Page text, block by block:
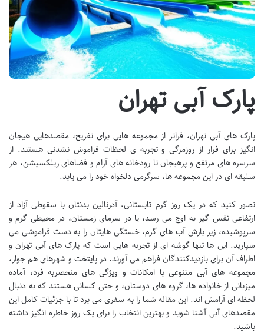
پارک آبی تهران
پارک های آبی تهران، فراتر از مجموعه هایی برای تفریح، مقصدهایی هیجان
انگیز برای فرار از روزمرگی و تجربه ی لحظات فراموش نشدنی هستند. از
سرسره های مرتفع و پرهیجان تا رودخانه های آرام و فضاهای ریلکسیشن، هر
سلیقه ای در این مجموعه ها، سرگرمی دلخواه خود را می یابد.
تصور کنید که در یک روز گرم تابستانی، آدرنالین بدنتان با سقوطی آزاد از
ارتفاعی نفس گیر به اوج می رسد، یا در سرمای زمستان، در محیطی گرم و
سرپوشیده، زیر بارش آب های گرم، خستگی هایتان را به دست فراموشی می
سپارید. این ها تنها گوشه ای از تجربه هایی است که پارک های آبی تهران و
اطراف آن برای بازدیدکنندگان فراهم می آورند. در پایتخت و شهرهای هم جوار،
مجموعه های آبی متنوعی با امکانات و ویژگی های منحصربه فرد، آماده
میزبانی از خانواده ها، گروه های دوستان، و حتی کسانی هستند که به دنبال
لحظه ای آرامش اند. این مقاله شما را به سفری می برد تا با جزئیات کامل این
مقصدهای آبی آشنا شوید و بهترین انتخاب را برای یک روز خاطره انگیز داشته
باشید.